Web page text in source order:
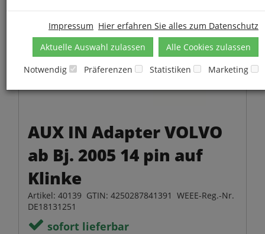
AUX IN Adapter VOLVO
ab Bj. 2005 14 pin auf
Klinke
Artikel: 40139 GTIN: 4250287841391 WEEE-Reg.-Nr.
DE18131251
sofort lieferbar
Impressum Hier erfahren Sie alles zum Datenschutz
Aktuelle Auswahl zulassen
Alle Cookies zulassen
Notwendig
Präferenzen Statistiken Marketing